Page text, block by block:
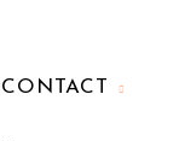
CONTACT